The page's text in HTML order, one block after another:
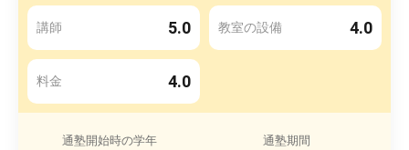
講師 5.0 教室の設備 4.0
料金 4.0
通塾開始時の学年
通塾期間